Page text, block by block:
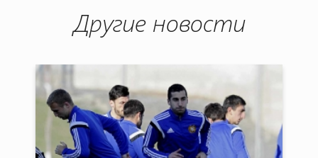
Другие новости